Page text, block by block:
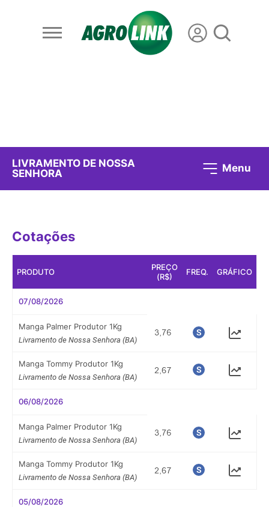
LIVRAMENTO DE NOSSA
SENHORA
Menu
Cotações
PRODUTO
PREÇO
(R$)
FREQ. GRÁFICO
07/08/2026
Manga Palmer Produtor 1Kg
Livramento de Nossa Senhora (BA)
Manga Tommy Produtor 1Kg
Livramento de Nossa Senhora (BA)
06/08/2026
Manga Palmer Produtor 1Kg
Livramento de Nossa Senhora (BA)
Manga Tommy Produtor 1Kg
Livramento de Nossa Senhora (BA)
05/08/2026